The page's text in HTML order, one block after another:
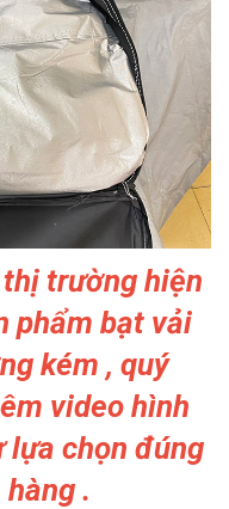
trường hiện
phẩm bạt vải
kém , quý
video hình
lựa chọn đúng
.